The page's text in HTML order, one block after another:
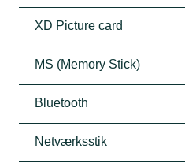
XD Picture card
MS (Memory Stick)
Bluetooth
Netværksstik